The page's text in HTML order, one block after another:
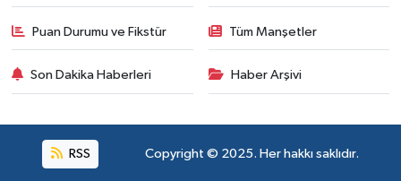
Puan Durumu ve Fikstür Tüm Manşetler
Son Dakika Haberleri Haber Arşivi
RSS Copyright © 2025. Her hakkı saklıdır.